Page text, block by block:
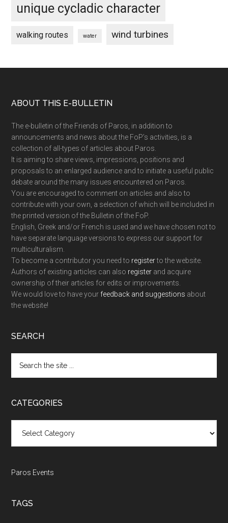
unique cycladic character
walking routes water wind turbines
Footer
ABOUT THIS E-BULLETIN
The e-bulletin of the Friends of Paros, in addition to
announcements and news about the FoP’s activities, is a
collection of all-types of articles about Paros.
It is aiming to share views, impressions, positions and
proposals to an enlarged audience and to initiate a useful public
debate around the many issues encountered on Paros.
You are encouraged to comment on articles and also to
contribute with your own, a selection of which will be included in
the printed version of the Bulletin of the FoP.
English, Greek and/or French is used and we have chosen not to
have separate language versions to express our support for
multiculturalism.
To become a contributor you need to registerto the website.
Authors of existing articles can also register and acquire
ownership of their articles for edits or improvements.
We would love to have your feedback and suggestions about
the website!
SEARCH
the
CATEGORIES
Paros Events
TAGS